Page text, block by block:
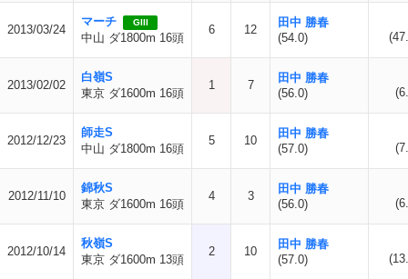
2013/03/24
マーチ GIII
中山 ダ1800m 16頭
6 12
田中 勝春
(54.0)
2013/02/02
白嶺S
東京 ダ1600m 16頭
1 7
田中 勝春
(56.0)
2012/12/23
師走S
中山 ダ1800m 16頭
5 10
田中 勝春
(57.0)
2012/11/10
錦秋S
東京 ダ1600m 16頭
4 3
田中 勝春
(56.0)
2012/10/14
秋嶺S
東京 ダ1600m 13頭
2 10
田中 勝春
(57.0)